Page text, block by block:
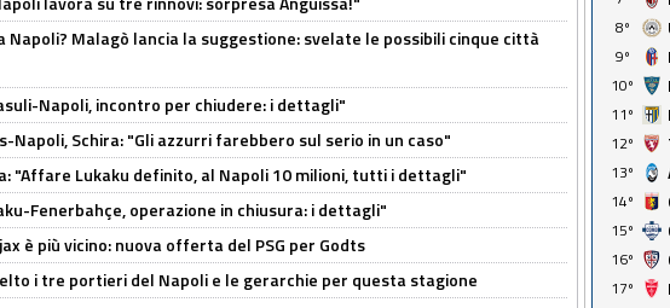
Napoli? Malagò lancia la suggestione: svelate le possibili cinque città
Napoli, incontro per chiudere: i dettagli"
Napoli, Schira: "Gli azzurri farebbero sul serio in un caso"
"Affare Lukaku definito, al Napoli 10 milioni, tutti i dettagli"
Fenerbahçe, operazione in chiusura: i dettagli"
è più vicino: nuova offerta del PSG per Godts
i tre portieri del Napoli e le gerarchie per questa stagione
8º
9º
10º
11º
12º
13º
14º
15º
16º
17º